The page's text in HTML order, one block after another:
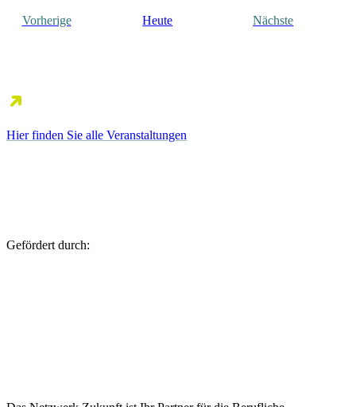
VorherigeVeranstaltungenHeute Nächste
Hier finden Sie alle Veranstaltungen
Gefördert durch: